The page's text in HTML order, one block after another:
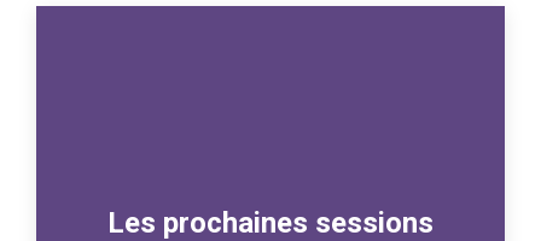
Les prochaines sessions